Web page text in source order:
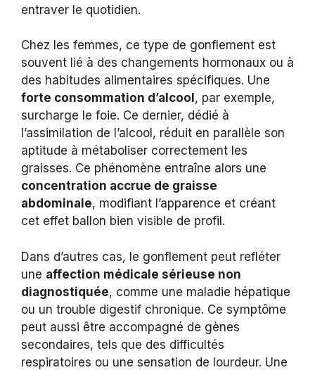
entraver le quotidien.
Chez les femmes, ce type de gonflement est
souvent lié à des changements hormonaux ou à
des habitudes alimentaires spécifiques. Une
forte consommation d’alcool , par exemple,
surcharge le foie. Ce dernier, dédié à
l’assimilation de l’alcool, réduit en parallèle son
aptitude à métaboliser correctement les
graisses. Ce phénomène entraîne alors une
concentration accrue de graisse
abdominale, modifiant l’apparence et créant
cet effet ballon bien visible de profil.
Dans d’autres cas, le gonflement peut refléter
une affection médicale sérieuse non
diagnostiquée, comme une maladie hépatique
ou un trouble digestif chronique. Ce symptôme
peut aussi être accompagné de gènes
secondaires, tels que des difficultés
respiratoires ou une sensation de lourdeur. Une